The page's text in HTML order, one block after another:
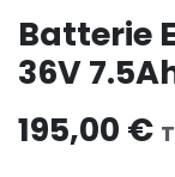
Batterie
36V
195,00 €